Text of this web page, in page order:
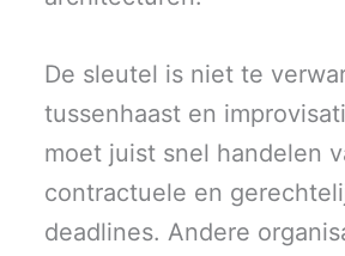
De sleutel is niet te
tussenhaast en
moet juist snel handelen
contractuele en
deadlines. Andere